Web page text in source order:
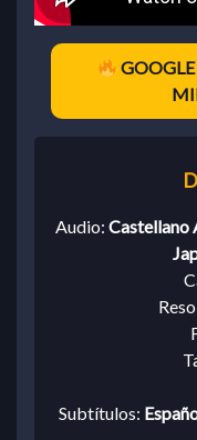
Audio: Castellano
Subtítulos: